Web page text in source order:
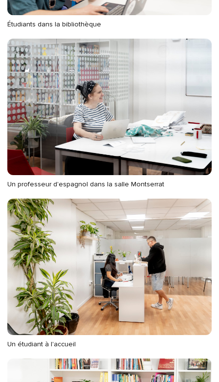
Étudiants dans la bibliothèque
Un professeur d'espagnol dans la salle Montserrat
Un étudiant à l'accueil